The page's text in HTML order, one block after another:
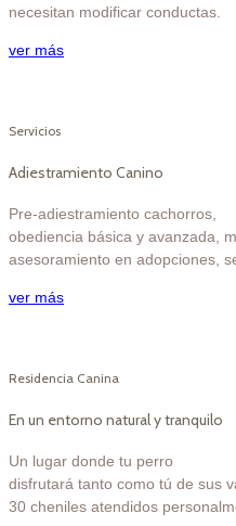
necesitan modificar conductas.
ver más
Servicios
Adiestramiento Canino
Pre-adiestramiento cachorros,
obediencia básica y avanzada,
asesoramiento en adopciones,
ver más
Residencia Canina
En un entorno natural y tranquilo
Un lugar donde tu perro
disfrutará tanto como tú de sus
30 cheniles atendidos